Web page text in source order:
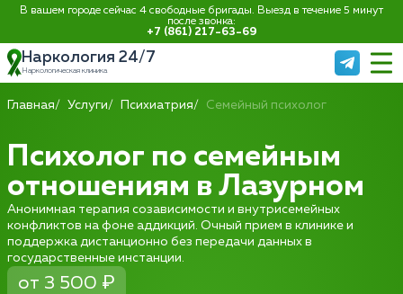
В вашем городе сейчас 4 свободные бригады. Выезд в течение 5 минут
после звонка:
+7 (861) 217-63-69
Наркология 24/7
Наркологическая клиника
Главная Услуги Психиатрия Семейный психолог
Психолог по семейным
отношениям в Лазурном
Анонимная терапия созависимости и внутрисемейных
конфликтов на фоне аддикций. Очный прием в клинике и
поддержка дистанционно без передачи данных в
государственные инстанции.
от 3 500 ₽